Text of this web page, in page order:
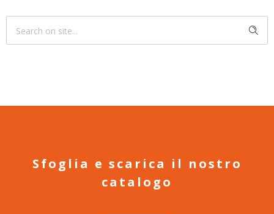
Sfoglia e scarica il nostro
catalogo